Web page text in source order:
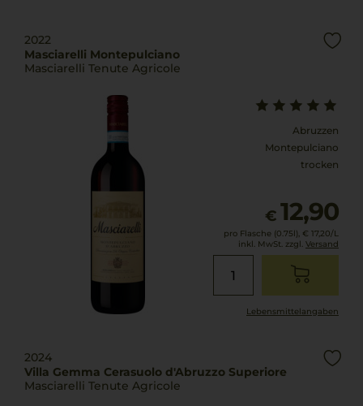
2022
Masciarelli Montepulciano
Masciarelli Tenute Agricole
Abruzzen
Montepulciano
trocken
€ 12,90
pro Flasche (0.75l), € 17,20/L
inkl. MwSt. zzgl. Versand
Lebensmittel­angaben
2024
Villa Gemma Cerasuolo d'Abruzzo Superiore
Masciarelli Tenute Agricole